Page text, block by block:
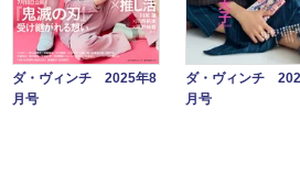
ダ・ヴィンチ 2025年8
月号
ダ・ヴィンチ
月号